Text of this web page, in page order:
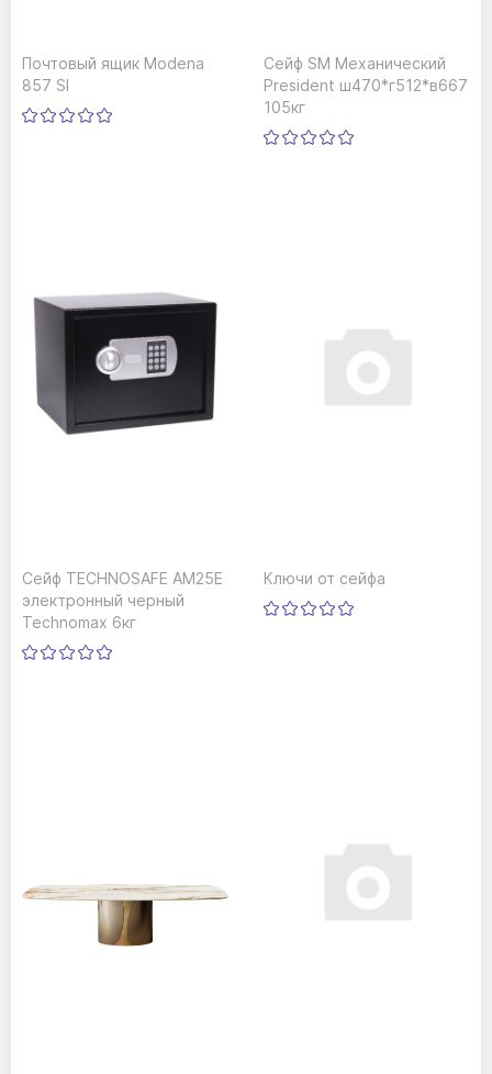
Почтовый ящик Modena
857 SI
Сейф SM Механический
President ш470*г512*в667
105кг
Сейф TECHNOSAFE AM25E
электронный черный
Technomax 6кг
Ключи от сейфа